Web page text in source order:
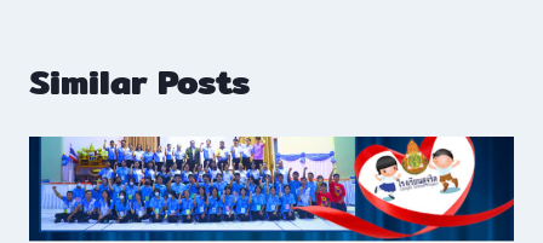
Similar Posts